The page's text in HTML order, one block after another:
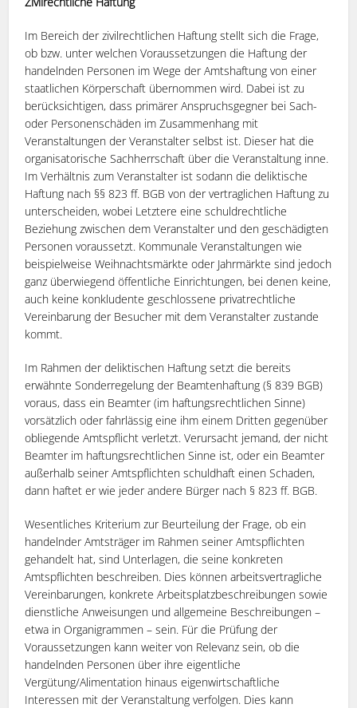
Im Bereich der zivilrechtlichen Haftung stellt sich die Frage,
ob bzw. unter welchen Voraussetzungen die Haftung der
handelnden Personen im Wege der Amtshaftung von einer
staatlichen Körperschaft übernommen wird. Dabei ist zu
berücksichtigen, dass primärer Anspruchsgegner bei Sach-
oder Personenschäden im Zusammenhang mit
Veranstaltungen der Veranstalter selbst ist. Dieser hat die
organisatorische Sachherrschaft über die Veranstaltung inne.
Im Verhältnis zum Veranstalter ist sodann die deliktische
Haftung nach §§ 823 ff. BGB von der vertraglichen Haftung zu
unterscheiden, wobei Letztere eine schuldrechtliche
Beziehung zwischen dem Veranstalter und den geschädigten
Personen voraussetzt. Kommunale Veranstaltungen wie
beispielweise Weihnachtsmärkte oder Jahrmärkte sind jedoch
ganz überwiegend öffentliche Einrichtungen, bei denen keine,
auch keine konkludente geschlossene privatrechtliche
Vereinbarung der Besucher mit dem Veranstalter zustande
kommt.
Im Rahmen der deliktischen Haftung setzt die bereits
erwähnte Sonderregelung der Beamtenhaftung (§ 839 BGB)
voraus, dass ein Beamter (im haftungsrechtlichen Sinne)
vorsätzlich oder fahrlässig eine ihm einem Dritten gegenüber
obliegende Amtspflicht verletzt. Verursacht jemand, der nicht
Beamter im haftungsrechtlichen Sinne ist, oder ein Beamter
außerhalb seiner Amtspflichten schuldhaft einen Schaden,
dann haftet er wie jeder andere Bürger nach § 823 ff. BGB.
Wesentliches Kriterium zur Beurteilung der Frage, ob ein
handelnder Amtsträger im Rahmen seiner Amtspflichten
gehandelt hat, sind Unterlagen, die seine konkreten
Amtspflichten beschreiben. Dies können arbeitsvertragliche
Vereinbarungen, konkrete Arbeitsplatzbeschreibungen sowie
dienstliche Anweisungen und allgemeine Beschreibungen –
etwa in Organigrammen – sein. Für die Prüfung der
Voraussetzungen kann weiter von Relevanz sein, ob die
handelnden Personen über ihre eigentliche
Vergütung/Alimentation hinaus eigenwirtschaftliche
Interessen mit der Veranstaltung verfolgen. Dies kann